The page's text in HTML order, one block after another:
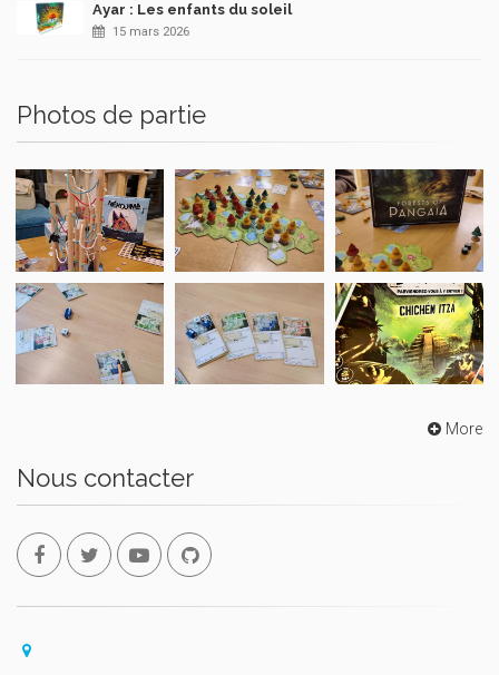
Ayar : Les enfants du soleil
15 mars 2026
Photos de partie
More
Nous contacter